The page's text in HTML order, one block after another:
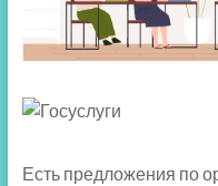
Есть предложения по